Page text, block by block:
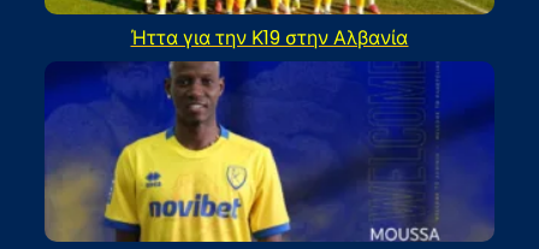
Ήττα για την Κ19 στην Αλβανία